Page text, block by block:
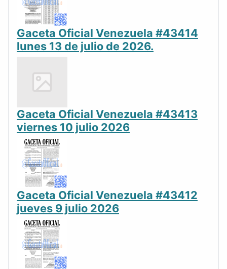
Gaceta Oficial Venezuela #43414
lunes 13 de julio de 2026.
Gaceta Oficial Venezuela #43413
viernes 10 julio 2026
Gaceta Oficial Venezuela #43412
jueves 9 julio 2026